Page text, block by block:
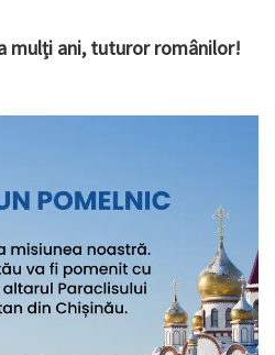
mulți ani, tuturor românilor!